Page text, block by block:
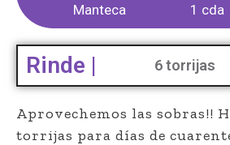
Manteca 1 cda
Rinde | 6 torrijas
Aprovechemos las sobras!!
torrijas para días de